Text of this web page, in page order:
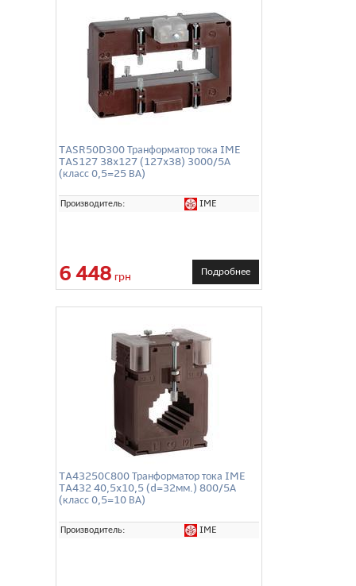
TASR50D300 Транформатор тока IME
TAS127 38x127 (127x38) 3000/5А
(класс 0,5=25 ВА)
Производитель: IME
6 448 грн Подробнее
TA43250C800 Транформатор тока IME
TA432 40,5x10,5 (d=32мм.) 800/5А
(класс 0,5=10 ВА)
Производитель: IME